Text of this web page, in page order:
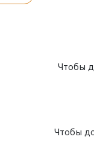
Чтобы
Чтобы